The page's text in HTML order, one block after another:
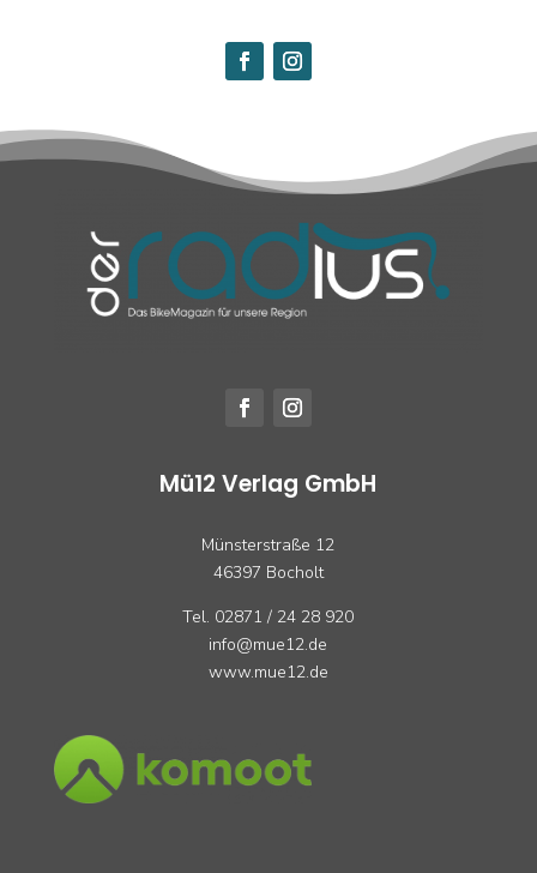
Mü12 Verlag GmbH
Münsterstraße 12
46397 Bocholt
Tel. 02871 / 24 28 920
info@mue12.de
www.mue12.de